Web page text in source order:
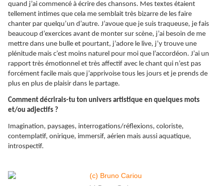
quand j’ai commencé à écrire des chansons. Mes textes étaient
tellement intimes que cela me semblait très bizarre de les faire
chanter par quelqu’un d’autre. J’avoue que je suis traqueuse, je fais
beaucoup d’exercices avant de monter sur scène, j’ai besoin de me
mettre dans une bulle et pourtant, j’adore le live, j’y trouve une
plénitude mais c’est moins naturel pour moi que l’accordéon. J’ai un
rapport très émotionnel et très affectif avec le chant qui n’est pas
forcément facile mais que j’apprivoise tous les jours et je prends de
plus en plus de plaisir dans le partage.
Comment décrirais-tu ton univers artistique en quelques mots
et/ou adjectifs ?
Imagination, paysages, interrogations/réflexions, coloriste,
contemplatif, onirique, immersif, aérien mais aussi aquatique,
introspectif.